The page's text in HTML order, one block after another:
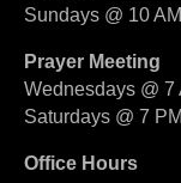
Sundays @ 10 AM
Prayer Meeting
Wednesdays @ 7
Saturdays @ 7 PM
Office Hours